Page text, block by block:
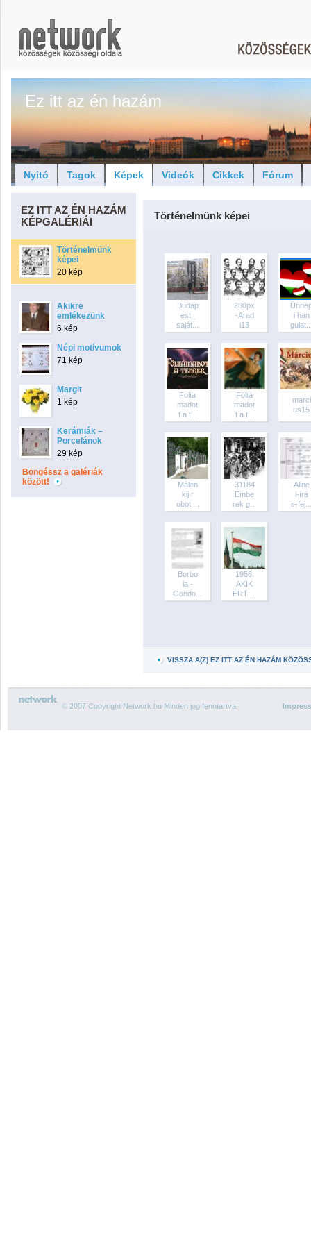
Ez itt az én hazám
Nyitó Tagok Képek Videók Cikkek Fórum
EZ ITT AZ ÉN HAZÁM
KÉPGALÉRIÁI
Történelmünk
képei
20 kép
Akikre
emlékezünk
6 kép
Népi motívumok
71 kép
Margit
1 kép
Kerámiák –
Porcelánok
29 kép
Böngéssz a galériák
között!
Történelmünk képei
Budap
est_
saját...
280px
-Arad
i13
i han
Folta
madot
t a t...
Föltá
madot
t a t...
marci
us15
Málen
kij r
obot ...
31184
Embe
rek g...
Aline
i-írá
s-fej...
Borbo
la -
Gondo...
1956.
AKIK
ÉRT ...
VISSZA A(Z) EZ ITT AZ ÉN HAZÁM
© 2007 Copyright Network.hu Minden jog fenntartva.